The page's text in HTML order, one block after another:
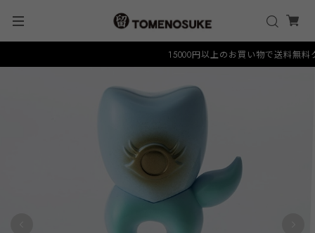
15000円以上のお買い物で送料無料